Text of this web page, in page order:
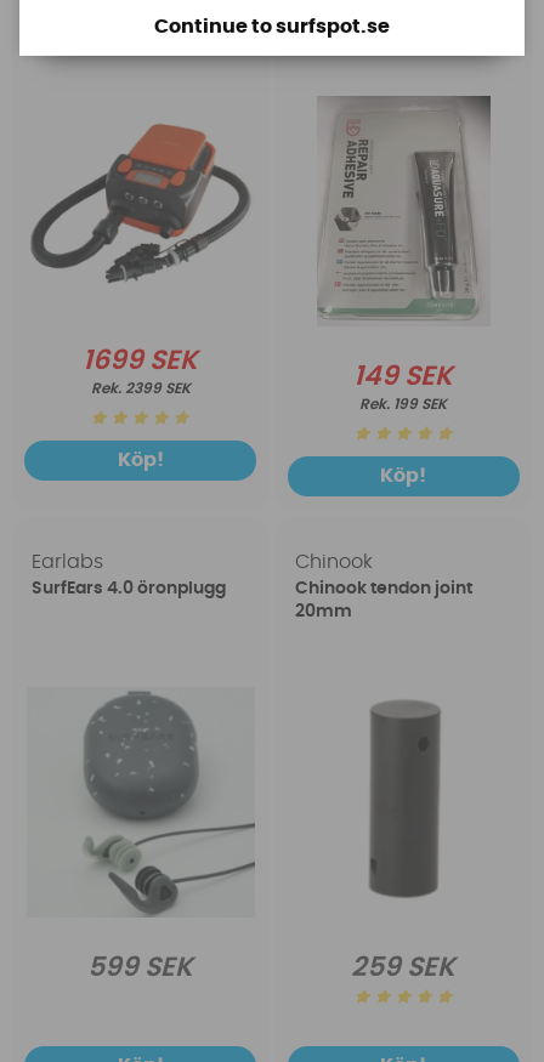
1699 SEK
2399 SEK
Köp!
149 SEK
199 SEK
Köp!
Earlabs
SurfEars 4.0 öronplugg
599 SEK
Chinook
Chinook tendon joint
20mm
259 SEK
Continue to surfspot.se